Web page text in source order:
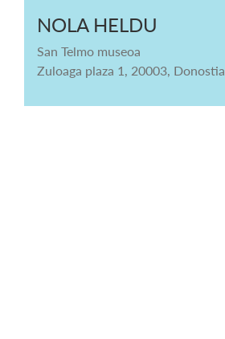
NOLA HELDU
San Telmo museoa
Zuloaga plaza 1, 20003, Donostia